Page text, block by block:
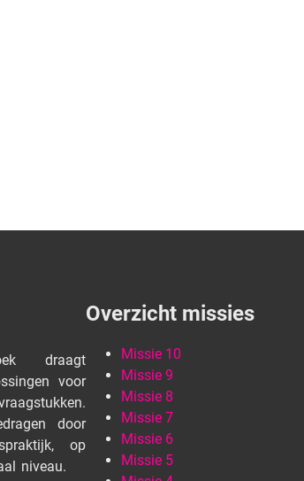
draagt
voor
door
op
niveau.
Overzicht missies
Missie 10
Missie 9
Missie 8
Missie 7
Missie 6
Missie 5